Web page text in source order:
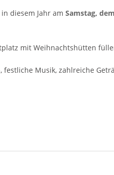
diesem Jahr am Samstag,
mit Weihnachtshütten
Musik, zahlreiche